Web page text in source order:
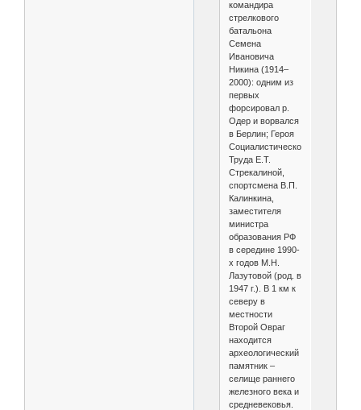
командира
стрелкового
батальона
Семена
Ивановича
Никина (1914–
2000): одним из
первых
форсировал р.
Одер и ворвался
в Берлин; Героя
Социалистического
Труда Е.Т.
Стрекалиной,
спортсмена В.П.
Калинкина,
заместителя
министра
образования РФ
в середине 1990-
х годов М.Н.
Лазутовой (род. в
1947 г.). В 1 км к
северу в
местности
Второй Овраг
находится
археологический
памятник –
селище раннего
железного века и
средневековья.